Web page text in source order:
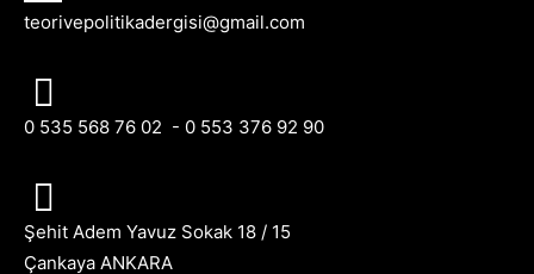
teorivepolitikadergisi@gmail.com
0 535 568 76 02 - 0 553 376 92 90
Şehit Adem Yavuz Sokak 18 / 15
Çankaya ANKARA